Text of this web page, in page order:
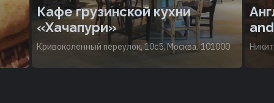
Кафе грузинской кухни
«Хачапури»
Кривоколенный переулок, 10с5, Москва, 101000